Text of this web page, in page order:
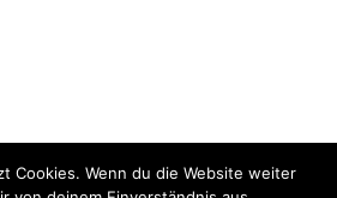
Cookies. Wenn du die Website weiter